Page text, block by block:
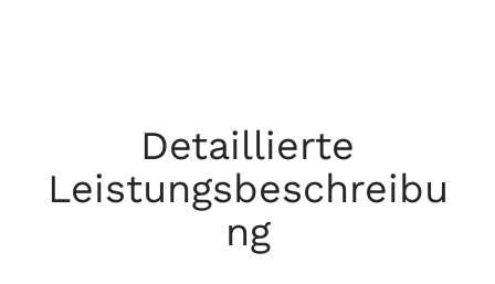
Detaillierte
Leistungsbeschreibu
ng